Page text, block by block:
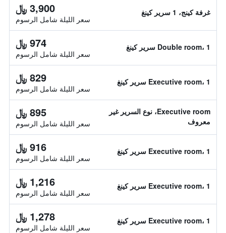
غرفة كينج، 1 سرير كينغ 3,900 ﷼
سعر الليلة شامل الرسوم
Double room، 1 سرير كينغ 974 ﷼
سعر الليلة شامل الرسوم
Executive room، 1 سرير كينغ 829 ﷼
سعر الليلة شامل الرسوم
Executive room، نوع السرير غير
معروف
895 ﷼
سعر الليلة شامل الرسوم
Executive room، 1 سرير كينغ 916 ﷼
سعر الليلة شامل الرسوم
Executive room، 1 سرير كينغ 1,216 ﷼
سعر الليلة شامل الرسوم
Executive room، 1 سرير كينغ 1,278 ﷼
سعر الليلة شامل الرسوم